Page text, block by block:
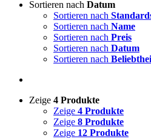
Sortieren nach Datum
Sortieren nach
Sortieren nach Name
Sortieren nach Preis
Sortieren nach Datum
Sortieren nach
Zeige 4 Produkte
Zeige 4 Produkte
Zeige 8 Produkte
Zeige 12 Produkte